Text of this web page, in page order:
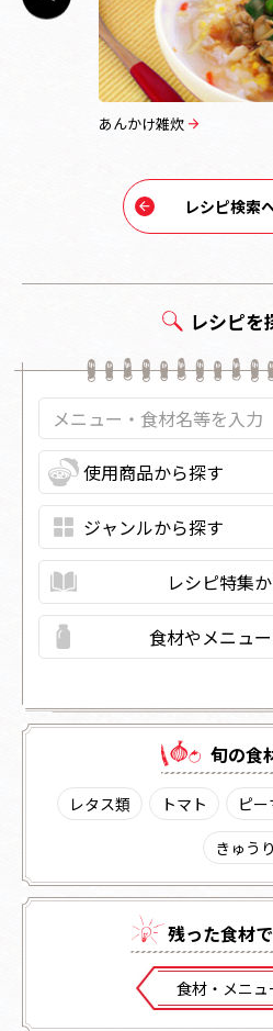
レシピを
レシピ特集
食材やメニュ
旬の⾷
レタス類 トマト ピ
きゅうり
残った⾷材
⾷材・メニュ
あんかけ雑炊
レシピ検索